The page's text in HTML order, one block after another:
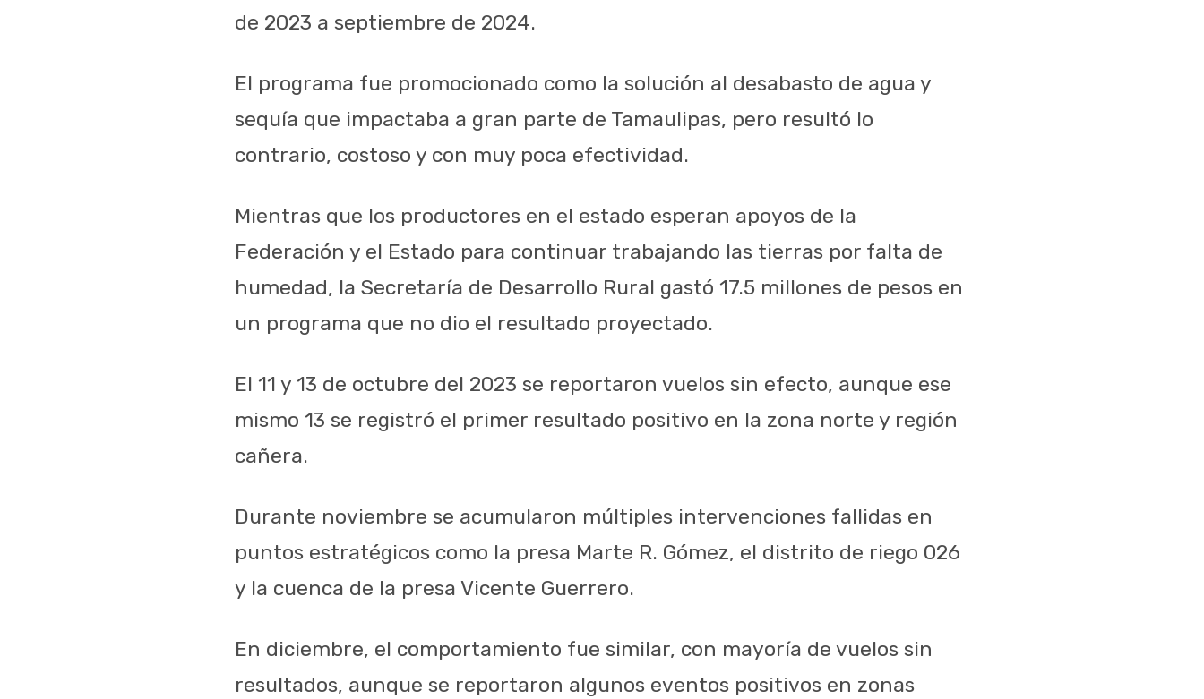
de 2023 a septiembre de 2024.
El programa fue promocionado como la solución al desabasto de agua y
sequía que impactaba a gran parte de Tamaulipas, pero resultó lo
contrario, costoso y con muy poca efectividad.
Mientras que los productores en el estado esperan apoyos de la
Federación y el Estado para continuar trabajando las tierras por falta de
humedad, la Secretaría de Desarrollo Rural gastó 17.5 millones de pesos en
un programa que no dio el resultado proyectado.
El 11 y 13 de octubre del 2023 se reportaron vuelos sin efecto, aunque ese
mismo 13 se registró el primer resultado positivo en la zona norte y región
cañera.
Durante noviembre se acumularon múltiples intervenciones fallidas en
puntos estratégicos como la presa Marte R. Gómez, el distrito de riego 026
y la cuenca de la presa Vicente Guerrero.
En diciembre, el comportamiento fue similar, con mayoría de vuelos sin
resultados, aunque se reportaron algunos eventos positivos en zonas